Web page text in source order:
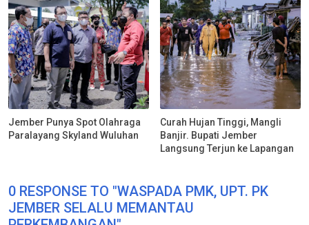
Jember Punya Spot Olahraga
Paralayang Skyland Wuluhan
Curah Hujan Tinggi, Mangli
Banjir. Bupati Jember
Langsung Terjun ke Lapangan
0 RESPONSE TO "WASPADA PMK, UPT. PK
JEMBER SELALU MEMANTAU